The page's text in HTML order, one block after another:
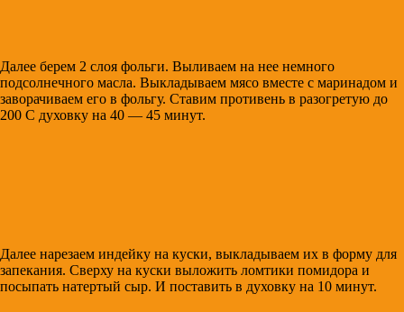
Далее берем 2 слоя фольги. Выливаем на нее немного
подсолнечного масла. Выкладываем мясо вместе с маринадом и
заворачиваем его в фольгу. Ставим противень в разогретую до
200 С духовку на 40 — 45 минут.
Далее нарезаем индейку на куски, выкладываем их в форму для
запекания. Сверху на куски выложить ломтики помидора и
посыпать натертый сыр. И поставить в духовку на 10 минут.